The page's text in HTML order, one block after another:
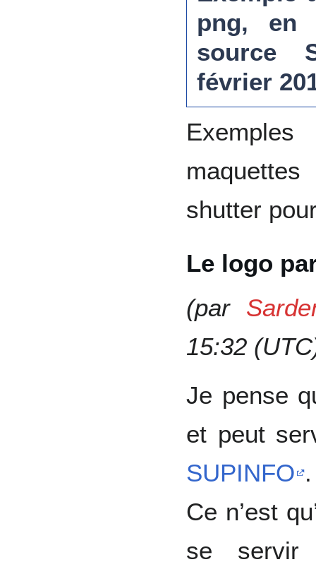
png, en
source
février
shutter
Le logo
(par
15:32
Je pense
et peut
SUPINFO .
Ce n’est
se servir